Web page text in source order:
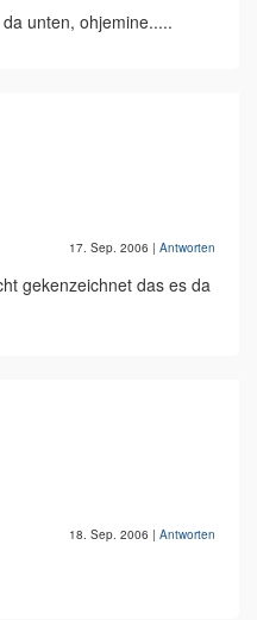
unten, ohjemine.....
17. Sep. 2006 | Antworten
gekenzeichnet das es da
18. Sep. 2006 | Antworten